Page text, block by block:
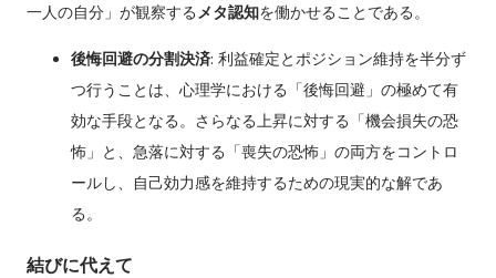
一人の自分」が観察するメタ認知を働かせることである。
後悔回避の分割決済: 利益確定とポジション維持を半分ず
つ行うことは、心理学における「後悔回避」の極めて有
効な手段となる。さらなる上昇に対する「機会損失の恐
怖」と、急落に対する「喪失の恐怖」の両方をコントロ
ールし、自己効力感を維持するための現実的な解であ
る。
結びに代えて